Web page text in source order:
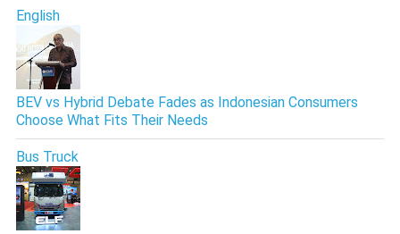
English
BEV vs Hybrid Debate Fades as Indonesian Consumers
Choose What Fits Their Needs
Bus Truck